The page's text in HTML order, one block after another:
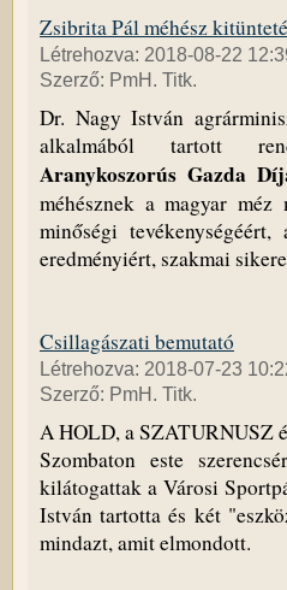
Zsibrita Pál méhész
Létrehozva: 2018-08-22
Szerző: PmH. Titk.
Dr. Nagy István
alkalmából tartott
Aranykoszorús Gazda Díj
méhésznek a magyar méz
minőségi
eredményiért, szakmai
Csillagászati bemutató
Létrehozva: 2018-07-23
Szerző: PmH. Titk.
A HOLD, a SZATURNUSZ
Szombaton este
kilátogattak a Városi
István tartotta és két
mindazt, amit elmondott.